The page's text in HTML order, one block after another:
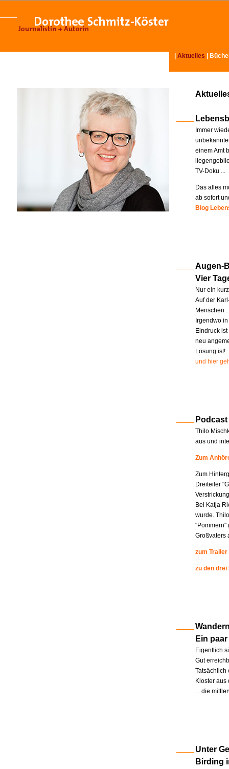
Aktuelles
Immer
einem Amt
TV-Doku ...
Das alles
ab sofort
Blog
Augen-
Vier
Nur ein
Auf der
Menschen
Irgendwo
Eindruck
neu
Lösung ist!
und hier
Podcast
Thilo
aus und
Zum
Zum
Dreiteiler
Bei Katja
wurde.
"Pommern"
Großvaters
zum Trailer
zu den
Ein
Eigentlich
Gut
Tatsächlich
Kloster
... die
Unter
Birding